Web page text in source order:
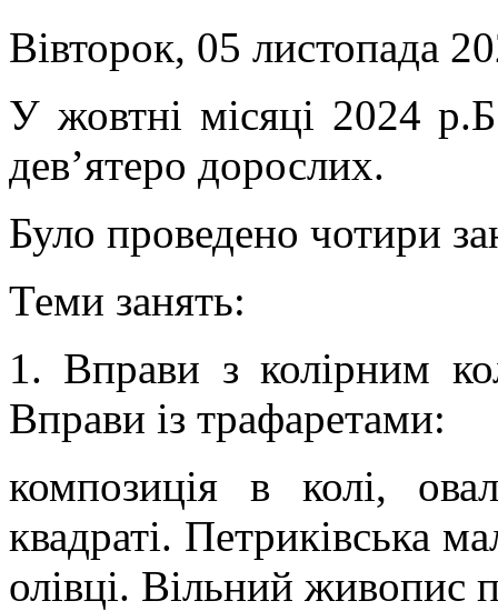
Вівторок, 05 листопада
У жовтні місяці 2024
дев’ятеро дорослих.
Було проведено чотири
Теми занять:
1. Вправи з колірним
Вправи із трафаретами:
композиція в колі,
квадраті. Петриківська
олівці. Вільний живопис